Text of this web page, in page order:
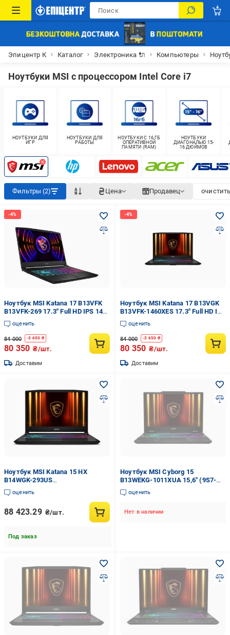
Эпицентр К Каталог Электроника 🔌 Компьютеры
Ноутбуки MSI с процессором Intel Core i7
НОУТБУКИ ДЛЯ
ИГР
НОУТБУКИ ДЛЯ
РАБОТЫ
НОУТБУКИ С 16 ГБ
ОПЕРАТИВНОЙ
ПАМЯТИ (RAM)
НОУТБУКИ
ДИАГОНАЛЬЮ 15-
16 ДЮЙМОВ
Фильтры (2) Цена Продавец
Ноутбук MSI Katana 17 B13VFK
B13VFK-269 17.3" Full HD IPS 144
Гц Intel Core i7-13620H 16 ГБ
DDR5 SSD 1 ТБ NVIDIA GeForce
RTX 4060 8 ГБ
оценить
84 000 -3 650 ₴
80 350 ₴/шт.
Доставим
Ноутбук MSI Katana 17 B13VGK
B13VFK-1460XES 17.3" Full HD IPS
144 Гц Intel Core i7-13620H 16 ГБ
DDR5 SSD 1 ТБ
оценить
84 000 -3 650 ₴
80 350 ₴/шт.
Доставим
Ноутбук MSI Katana 15 HX
B14WGK-293US
(KATANA15HXB14293)
оценить
88 423.29 ₴/шт.
Под заказ
Ноутбук MSI Cyborg 15
B13WEKG-1011XUA 15,6" (9S7-
15Q342-1011) translucent black
оценить
Нет в наличии